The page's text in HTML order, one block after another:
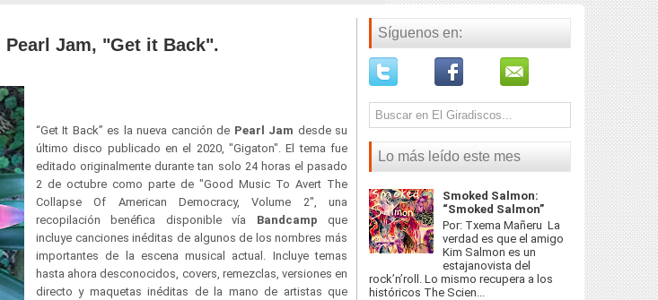
Jam, "Get it Back".
“Get It Back” es la nueva canción de Pearl Jam desde su
último disco publicado en el 2020, "Gigaton". El tema fue
editado originalmente durante tan solo 24 horas el pasado
2 de octubre como parte de "Good Music To Avert The
Collapse Of American Democracy, Volume 2", una
recopilación benéfica disponible vía Bandcampque
incluye canciones inéditas de algunos de los nombres más
importantes de la escena musical actual. Incluye temas
hasta ahora desconocidos, covers, remezclas, versiones en
directo y maquetas inéditas de la mano de artistas que
Síguenos en:
Lo más leído este mes
Smoked Salmon:
“Smoked Salmon”
Por: Txema Mañeru La
verdad es que el amigo
Kim Salmon es un
estajanovista del
rock’n’roll. Lo mismo recupera a los
históricos The Scien...